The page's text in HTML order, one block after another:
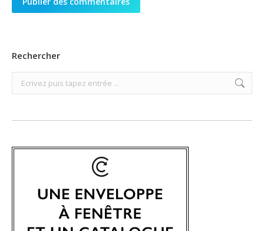
Rechercher
Search: